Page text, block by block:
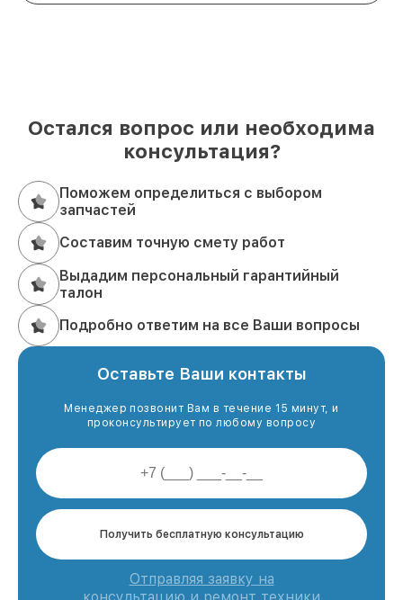
Остался вопрос или необходима
консультация?
Поможем определиться с выбором
запчастей
Составим точную смету работ
Выдадим персональный гарантийный
талон
Подробно ответим на все Ваши вопросы
Оставьте Ваши контакты
Менеджер позвонит Вам в течение 15 минут, и
проконсультирует по любому вопросу
Получить бесплатную консультацию
Отправляя заявку на
консультацию и ремонт техники